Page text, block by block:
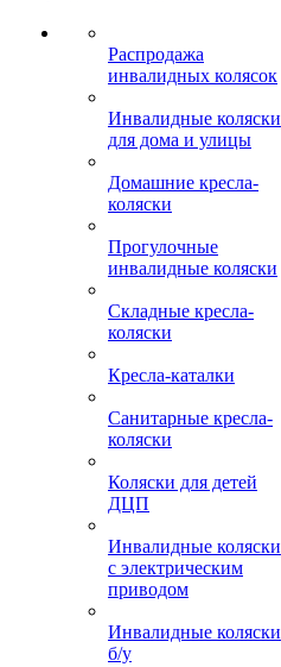
Распродажа
инвалидных колясок
Инвалидные коляски
для дома и улицы
Домашние кресла-
коляски
Прогулочные
инвалидные коляски
Складные кресла-
коляски
Кресла-каталки
Санитарные кресла-
коляски
Коляски для детей
ДЦП
Инвалидные коляски
с электрическим
приводом
Инвалидные коляски
б/у